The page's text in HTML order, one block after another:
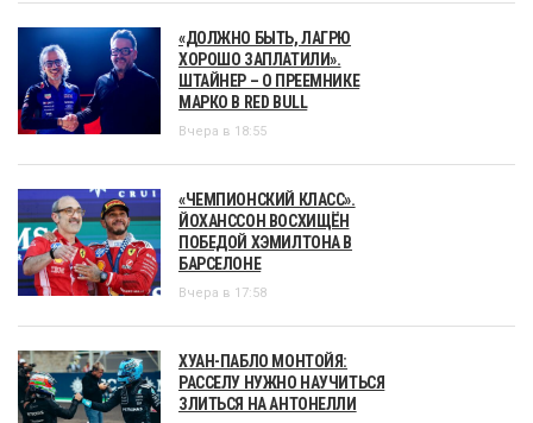
«ДОЛЖНО БЫТЬ, ЛАГРЮ
ХОРОШО ЗАПЛАТИЛИ».
ШТАЙНЕР – О ПРЕЕМНИКЕ
МАРКО В RED BULL
Вчера в 18:55
«ЧЕМПИОНСКИЙ КЛАСС».
ЙОХАНССОН ВОСХИЩЁН
ПОБЕДОЙ ХЭМИЛТОНА В
БАРСЕЛОНЕ
Вчера в 17:58
ХУАН-ПАБЛО МОНТОЙЯ:
РАССЕЛУ НУЖНО НАУЧИТЬСЯ
ЗЛИТЬСЯ НА АНТОНЕЛЛИ